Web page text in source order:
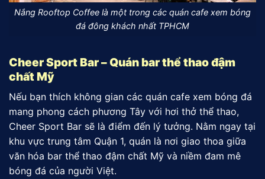
Nắng Rooftop Coffee là một trong các quán cafe xem bóng
đá đông khách nhất TPHCM
Cheer Sport Bar – Quán bar thể thao đậm
chất Mỹ
Nếu bạn thích không gian các quán cafe xem bóng đá
mang phong cách phương Tây với hơi thở thể thao,
Cheer Sport Bar sẽ là điểm đến lý tưởng. Nằm ngay tại
khu vực trung tâm Quận 1, quán là nơi giao thoa giữa
văn hóa bar thể thao đậm chất Mỹ và niềm đam mê
bóng đá của người Việt.